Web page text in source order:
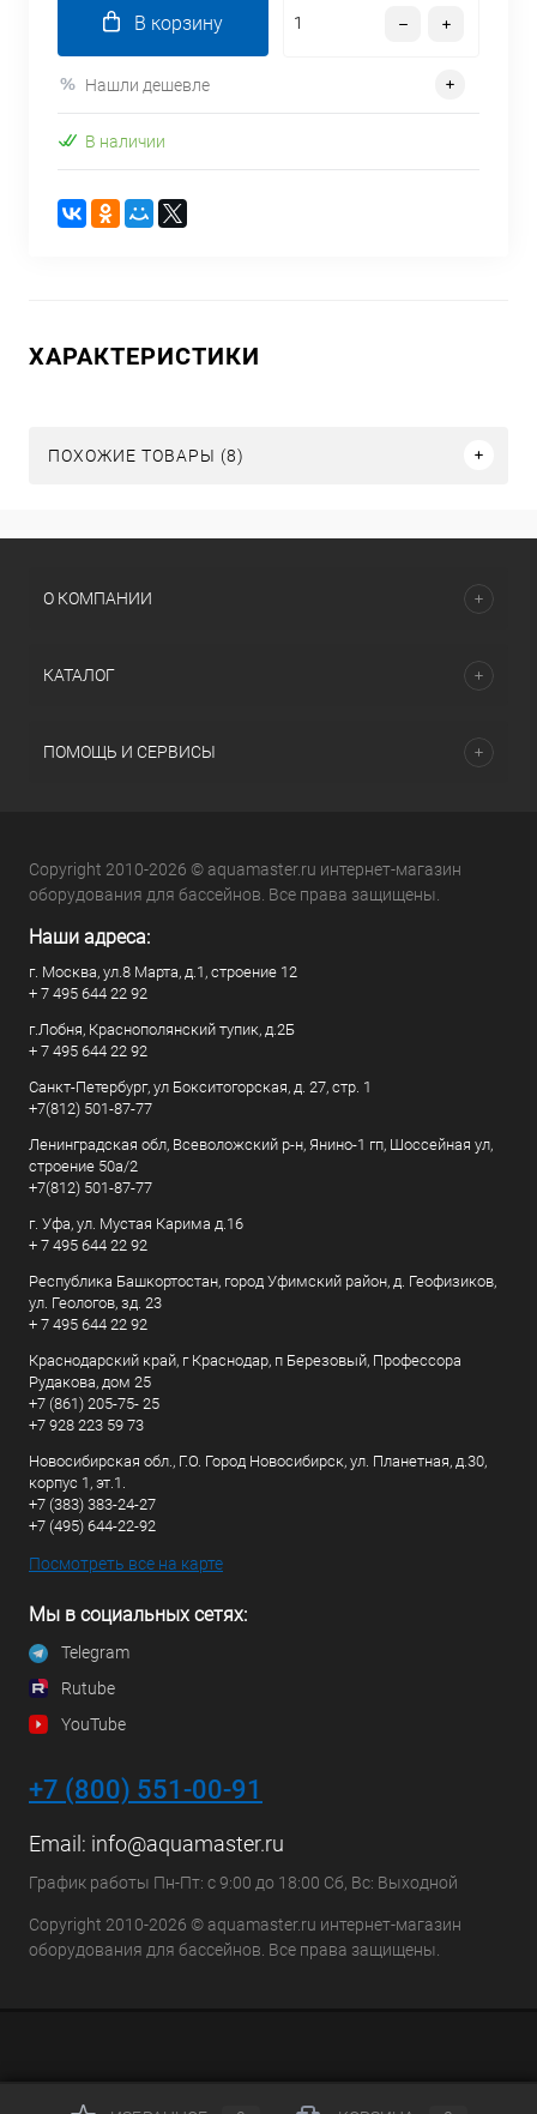
В корзину
Нашли дешевле
В наличии
ХАРАКТЕРИСТИКИ
ПОХОЖИЕ ТОВАРЫ (8)
О КОМПАНИИ
КАТАЛОГ
ПОМОЩЬ И СЕРВИСЫ
Copyright 2010-2026 © aquamaster.ru интернет-магазин
оборудования для бассейнов. Все права защищены.
Наши адреса:
г. Москва, ул.8 Марта, д.1, строение 12
+ 7 495 644 22 92
г.Лобня, Краснополянский тупик, д.2Б
+ 7 495 644 22 92
Санкт-Петербург, ул Бокситогорская, д. 27, стр. 1
+7(812) 501-87-77
Ленинградская обл, Всеволожский р-н, Янино-1 гп, Шоссейная ул,
строение 50а/2
+7(812) 501-87-77
г. Уфа, ул. Мустая Карима д.16
+ 7 495 644 22 92
Республика Башкортостан, город Уфимский район, д. Геофизиков,
ул. Геологов, зд. 23
+ 7 495 644 22 92
Краснодарский край, г Краснодар, п Березовый, Профессора
Рудакова, дом 25
+7 (861) 205-75- 25
+7 928 223 59 73
Новосибирская обл., Г.О. Город Новосибирск, ул. Планетная, д.30,
корпус 1, эт.1.
+7 (383) 383-24-27
+7 (495) 644-22-92
Посмотреть все на карте
Мы в социальных сетях:
Telegram
Rutube
YouTube
+7 (800) 551-00-91
Email: info@aquamaster.ru
График работы Пн-Пт: с 9:00 до 18:00 Сб, Вс: Выходной
Copyright 2010-2026 © aquamaster.ru интернет-магазин
оборудования для бассейнов. Все права защищены.